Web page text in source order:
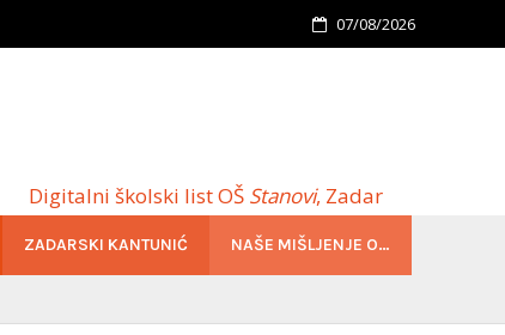
07/08/2026
Digitalni školski list OŠStanovi, Zadar
ZADARSKI KANTUNIĆ NAŠE MIŠLJENJE O…